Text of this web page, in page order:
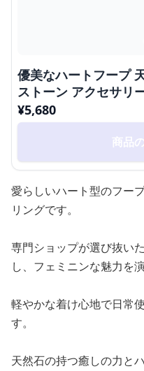
優美なハートフープ
ストーン アクセサリ
¥5,680
商品
愛らしいハート型のフー
リングです。
専門ショップが選び抜い
し、フェミニンな魅力を
軽やかな着け心地で日常
す。
天然石の持つ癒しの力と